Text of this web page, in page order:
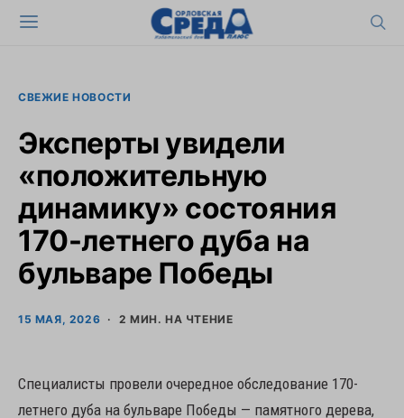
СВЕЖИЕ НОВОСТИ
Эксперты увидели
«положительную
динамику» состояния
170-летнего дуба на
бульваре Победы
15 МАЯ, 2026 2 МИН. НА ЧТЕНИЕ
Специалисты провели очередное обследование 170-
летнего дуба на бульваре Победы — памятного дерева,